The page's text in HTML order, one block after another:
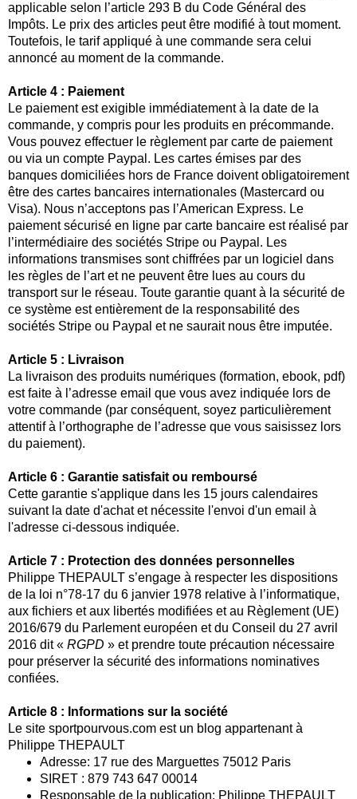
applicable selon l’article 293 B du Code Général des
Impôts. Le prix des articles peut être modifié à tout moment.
Toutefois, le tarif appliqué à une commande sera celui
annoncé au moment de la commande.
Article 4 : Paiement
Le paiement est exigible immédiatement à la date de la
commande, y compris pour les produits en précommande.
Vous pouvez effectuer le règlement par carte de paiement
ou via un compte Paypal. Les cartes émises par des
banques domiciliées hors de France doivent obligatoirement
être des cartes bancaires internationales (Mastercard ou
Visa). Nous n’acceptons pas l’American Express. Le
paiement sécurisé en ligne par carte bancaire est réalisé par
l’intermédiaire des sociétés Stripe ou Paypal. Les
informations transmises sont chiffrées par un logiciel dans
les règles de l’art et ne peuvent être lues au cours du
transport sur le réseau. Toute garantie quant à la sécurité de
ce système est entièrement de la responsabilité des
sociétés Stripe ou Paypal et ne saurait nous être imputée.
Article 5 : Livraison
La livraison des produits numériques (formation, ebook, pdf)
est faite à l’adresse email que vous avez indiquée lors de
votre commande (par conséquent, soyez particulièrement
attentif à l’orthographe de l’adresse que vous saisissez lors
du paiement).
Article 6 : Garantie satisfait ou remboursé
Cette garantie s'applique dans les 15 jours calendaires
suivant la date d'achat et nécessite l'envoi d'un email à
l'adresse ci-dessous indiquée.
Article 7 : Protection des données personnelles
Philippe THEPAULT s’engage à respecter les dispositions
de la loi n°78-17 du 6 janvier 1978 relative à l’informatique,
aux fichiers et aux libertés modifiées et au Règlement (UE)
2016/679 du Parlement européen et du Conseil du 27 avril
2016 dit « RGPD » et prendre toute précaution nécessaire
pour préserver la sécurité des informations nominatives
confiées.
Article 8 : Informations sur la société
Le site sportpourvous.com est un blog appartenant à
Philippe THEPAULT
Adresse: 17 rue des Marguettes 75012 Paris
SIRET : 879 743 647 00014
Responsable de la publication: Philippe THEPAULT